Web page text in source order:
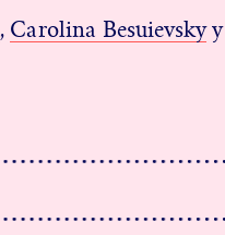
, Carolina Besuievskyy